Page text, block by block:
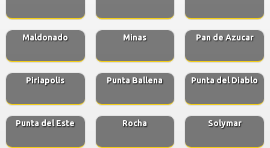
Maldonado Minas Pan de Azucar
Piriapolis Punta Ballena Punta del Diablo
Punta del Este Rocha Solymar